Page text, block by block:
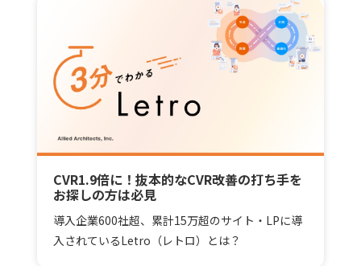
CVR1.9倍に！抜本的なCVR改善の打ち手を
お探しの方は必見
導入企業600社超、累計15万超のサイト・LPに導
入されているLetro（レトロ）とは？